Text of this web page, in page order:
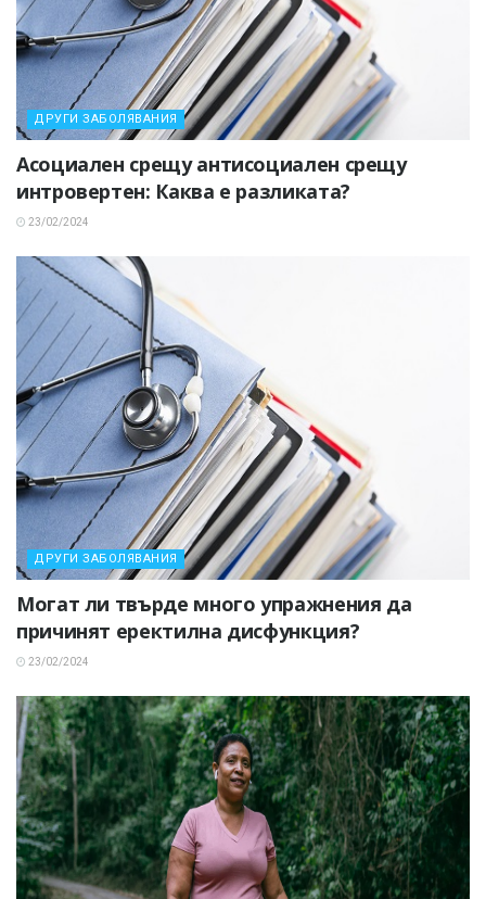
ДРУГИ ЗАБОЛЯВАНИЯ
Асоциален срещу антисоциален срещу
интровертен: Каква е разликата?
23/02/2024
ДРУГИ ЗАБОЛЯВАНИЯ
Могат ли твърде много упражнения да
причинят еректилна дисфункция?
23/02/2024